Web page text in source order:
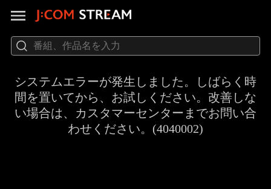
システムエラーが発生しました。しばらく時
間を置いてから、お試しください。改善しな
い場合は、カスタマーセンターまでお問い合
わせください。(4040002)